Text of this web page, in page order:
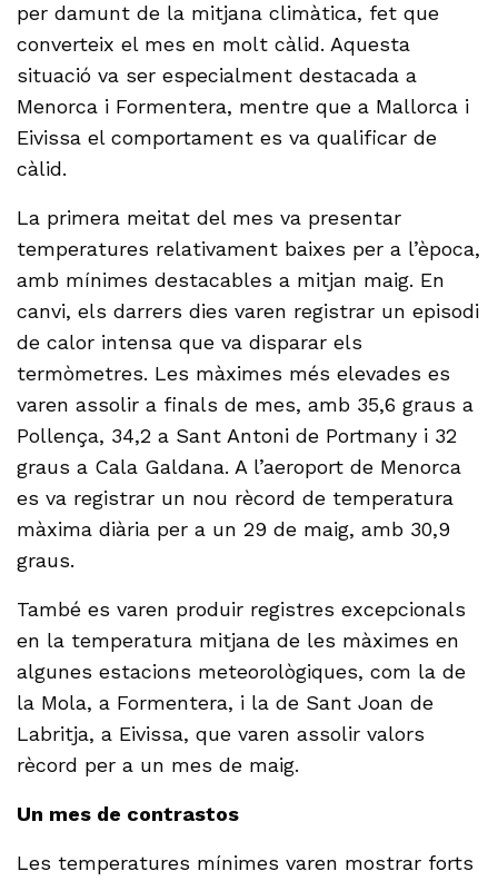
per damunt de la mitjana climàtica, fet que
converteix el mes en molt càlid. Aquesta
situació va ser especialment destacada a
Menorca i Formentera, mentre que a Mallorca i
Eivissa el comportament es va qualificar de
càlid.
La primera meitat del mes va presentar
temperatures relativament baixes per a l’època,
amb mínimes destacables a mitjan maig. En
canvi, els darrers dies varen registrar un episodi
de calor intensa que va disparar els
termòmetres. Les màximes més elevades es
varen assolir a finals de mes, amb 35,6 graus a
Pollença, 34,2 a Sant Antoni de Portmany i 32
graus a Cala Galdana. A l’aeroport de Menorca
es va registrar un nou rècord de temperatura
màxima diària per a un 29 de maig, amb 30,9
graus.
També es varen produir registres excepcionals
en la temperatura mitjana de les màximes en
algunes estacions meteorològiques, com la de
la Mola, a Formentera, i la de Sant Joan de
Labritja, a Eivissa, que varen assolir valors
rècord per a un mes de maig.
Un mes de contrastos
Les temperatures mínimes varen mostrar forts